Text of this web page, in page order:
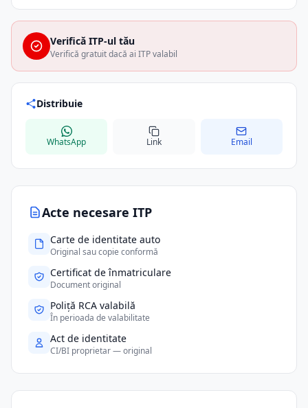
Acte necesare ITP
Carte de identitate auto
Original sau copie conformă
Certificat de înmatriculare
Document original
Poliță RCA valabilă
În perioada de valabilitate
Act de identitate
CI/BI proprietar — original
Verifică ITP-ul tău
Verifică gratuit dacă ai ITP valabil
Distribuie
WhatsApp Link Email